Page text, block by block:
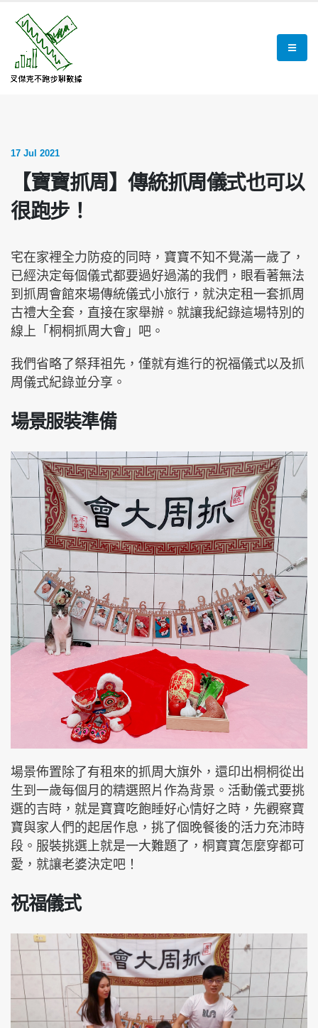
17 Jul 2021
【寶寶抓周】傳統抓周儀式也可以
很跑步！
宅在家裡全力防疫的同時，寶寶不知不覺滿一歲了，
已經決定每個儀式都要過好過滿的我們，眼看著無法
到抓周會館來場傳統儀式小旅行，就決定租一套抓周
古禮大全套，直接在家舉辦。就讓我紀錄這場特別的
線上「桐桐抓周大會」吧。
我們省略了祭拜祖先，僅就有進行的祝福儀式以及抓
周儀式紀錄並分享。
場景服裝準備
場景佈置除了有租來的抓周大旗外，還印出桐桐從出
生到一歲每個月的精選照片作為背景。活動儀式要挑
選的吉時，就是寶寶吃飽睡好心情好之時，先觀察寶
寶與家人們的起居作息，挑了個晚餐後的活力充沛時
段。服裝挑選上就是一大難題了，桐寶寶怎麼穿都可
愛，就讓老婆決定吧！
祝福儀式